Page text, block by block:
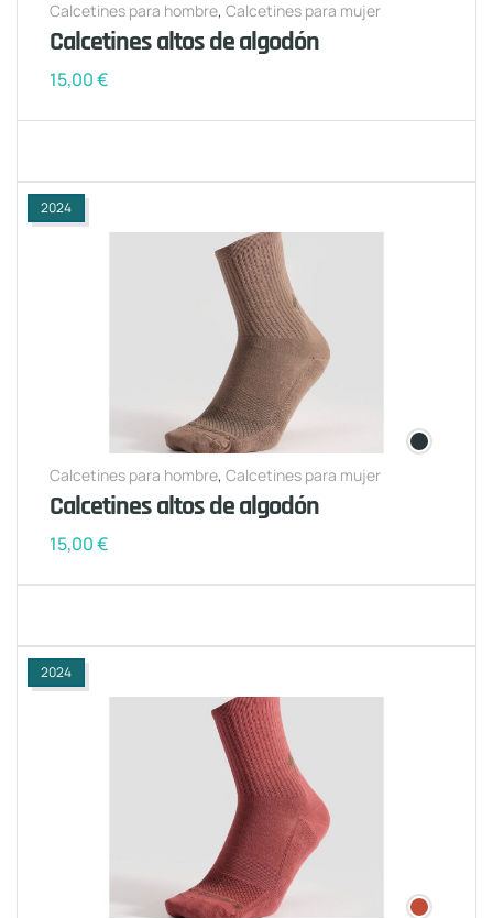
Calcetines para hombre, Calcetines para mujer
Calcetines altos de algodón
15,00€
2024
Calcetines para hombre, Calcetines para mujer
Calcetines altos de algodón
15,00€
2024